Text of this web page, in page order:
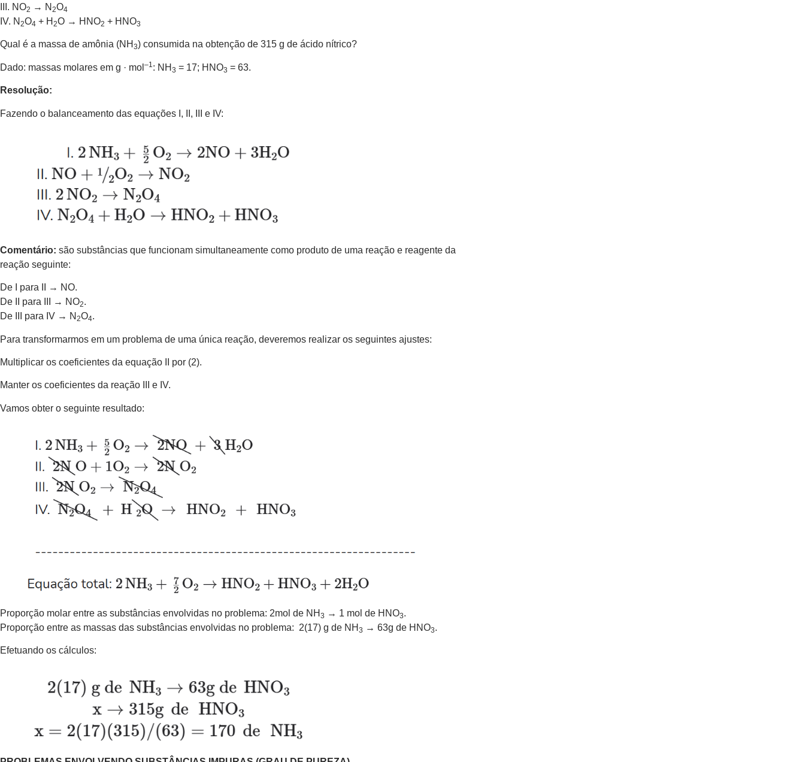
III. NO2 → N 2O4
IV. N 2O4 + H 2O → HNO2 + HNO3
Qual é a massa de amônia (NH 3) consumida na obtenção de 315 g de ácido nítrico?
Dado: massas molares em g · mol –1 : NH 3 = 17; HNO3 = 63.
Resolução:
Fazendo o balanceamento das equações I, II, III e IV:
Comentário: são substâncias que funcionam simultaneamente como produto de uma reação e reagente da
reação seguinte:
De I para II → NO.
De II para III → NO2.
De III para IV → N 2O4.
Para transformarmos em um problema de uma única reação, deveremos realizar os seguintes ajustes:
Multiplicar os coeficientes da equação II por (2).
Manter os coeficientes da reação III e IV.
Vamos obter o seguinte resultado:
Proporção molar entre as substâncias envolvidas no problema: 2mol de NH 3 → 1 mol de HNO3.
Proporção entre as massas das substâncias envolvidas no problema: 2(17) g de NH 3 → 63g de HNO3.
Efetuando os cálculos: